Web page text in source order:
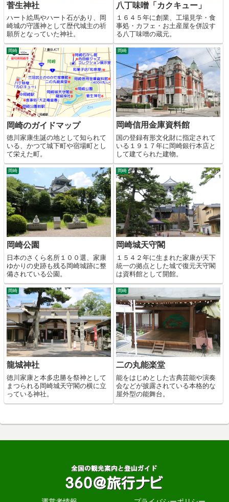
菅生神社
ハート絵馬やハート石があり、岡
崎城の守護神として歴代城主の祈
願所となっていた神社。
八丁味噌「カクキュー」
１６４５年に創業、工場見学・食
事処・カフェ・お土産屋を併設す
る八丁味噌の蔵元。
岡崎
岡崎のガイドマップ
徳川家康生誕の地として知られて
いる、かつて城下町や宿場町とし
て栄えた町。
岡崎
岡崎信用金庫資料館
国の登録有形文化財に指定されて
いる１９１７年に岡崎銀行本店と
して建てられた建物。
岡崎
岡崎公園
日本のさくら名所１００選、家康
ゆかりの史跡も残る岡崎城跡に整
備されている公園。
岡崎
岡崎城天守閣
１５４２年に生まれた家康が天下
統一の拠点とした城で復元天守閣
は資料館として開館。
岡崎
龍城神社
徳川家康と本多忠勝を祭神として
まつられる岡崎城天守閣の横に立
っている神社。
岡崎
二の丸能楽堂
能をはじめとした古典芸能や演奏
会などが披露されている本格的な
屋外型の能舞台。